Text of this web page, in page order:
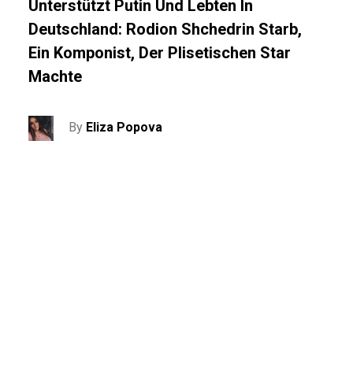
Unterstützt Putin Und Lebten In
Deutschland: Rodion Shchedrin Starb,
Ein Komponist, Der Plisetischen Star
Machte
By Eliza Popova